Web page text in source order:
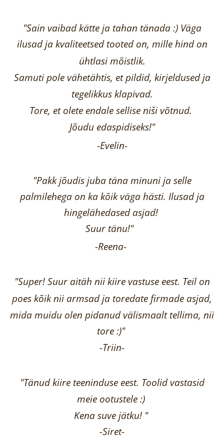
"Sain vaibad kätte ja tahan tänada :) Väga
ilusad ja kvaliteetsed tooted on, mille hind on
ühtlasi mõistlik.
Samuti pole vähetähtis, et pildid, kirjeldused ja
tegelikkus klapivad.
Tore, et olete endale sellise niši võtnud.
Jõudu edaspidiseks!"
-Evelin-
"Pakk jõudis juba täna minuni ja selle
palmilehega on ka kõik väga hästi. Ilusad ja
hingelähedased asjad!
Suur tänu!"
-Reena-
"Super! Suur aitäh nii kiire vastuse eest. Teil on
poes kõik nii armsad ja toredate firmade asjad,
mida muidu olen pidanud välismaalt tellima, nii
tore :)"
-Triin-
"Tänud kiire teeninduse eest. Toolid vastasid
meie ootustele :)
Kena suve jätku! "
-Siret-